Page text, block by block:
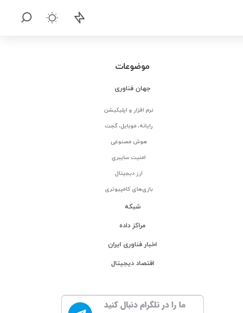
موضوعات
جهان فناوری
نرم افزار و اپلیکیشن
رایانه، موبایل، گجت
هوش مصنوعی
امنیت سایبری
ارز دیجیتال
بازی‌های کامپیوتری
شبکه
مراکز داده
اخبار فناوری ایران
اقتصاد دیجیتال